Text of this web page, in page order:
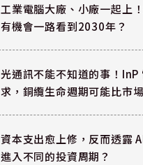
工業電腦大廠、小廠一起上
有機會一路看到2030年？
光通訊不能不知道的事！InP
求，銅纜生命週期可能比市
資本支出愈上修，反而透露
進入不同的投資周期？